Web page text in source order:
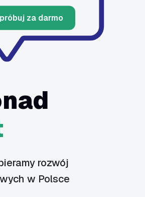
za darmo
rozwój
w Polsce